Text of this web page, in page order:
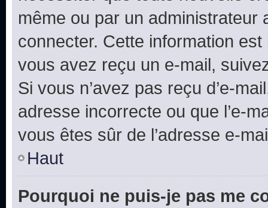
même ou par un
connecter. Cette information
vous avez reçu un e-mail,
Si vous n’avez pas reçu d’e-
adresse incorrecte ou que l’e-
vous êtes sûr de l’adresse e-
Haut
Pourquoi ne puis-je pas me